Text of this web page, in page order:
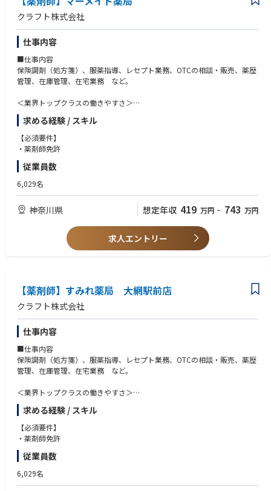
業界トップクラスの認定薬局数や多様な店舗を展開しているため、ご自身
の志向性に合わせて異動することも可能です
現場での調剤業務にとどまらず、本社業務や複数店舗のマネージャー業務
など大手調剤チェーンならではの多様なキャリアパスがあります。
クラフト株式会社
仕事内容
■仕事内容
保険調剤（処方箋）、服薬指導、レセプト業務、OTCの相談・販売、薬歴
管理、在庫管理、在宅業務 など。
＜業界トップクラスの働きやすさ＞
業界最多クラスの年間休日126日＋有給休暇、シフト勤務制による残業削
減や希望休など、どなたにとっても働きやすい環境です
充実した手当や福利厚生、育児支援制度、安定した経営基盤を持っている
ため、長く働いていただけます
も45％と高い水準です
全国に800店舗以上展開。転居の際も店舗を異動するだけでスムーズに新
生活スタートが可能です
＜薬剤師として成長、活躍できる環境＞
中途入社者への導入・フォロー研修が充実しており、安心してキャリアを
スタートしていただけます
躍できる環境です
業界トップクラスの認定薬局数や多様な店舗を展開しているため、ご自身
の志向性に合わせて異動することも可能です
現場での調剤業務にとどまらず、本社業務や複数店舗のマネージャー業務
など大手調剤チェーンならではの多様なキャリアパスがあります。
求める経験 / スキル
【必須要件】
・薬剤師免許
従業員数
6,029名
神奈川県 想定年収 419 万円 ~ 743 万円
求人エントリー
【薬剤師】すみれ薬局 大網駅前店
クラフト株式会社
仕事内容
■仕事内容
保険調剤（処方箋）、服薬指導、レセプト業務、OTCの相談・販売、薬歴
管理、在庫管理、在宅業務 など。
＜業界トップクラスの働きやすさ＞
業界最多クラスの年間休日126日＋有給休暇、シフト勤務制による残業削
減や希望休など、どなたにとっても働きやすい環境です
充実した手当や福利厚生、育児支援制度、安定した経営基盤を持っている
ため、長く働いていただけます
も45％と高い水準です
全国に800店舗以上展開。転居の際も店舗を異動するだけでスムーズに新
生活スタートが可能です
求める経験 / スキル
【必須要件】
・薬剤師免許
従業員数
6,029名